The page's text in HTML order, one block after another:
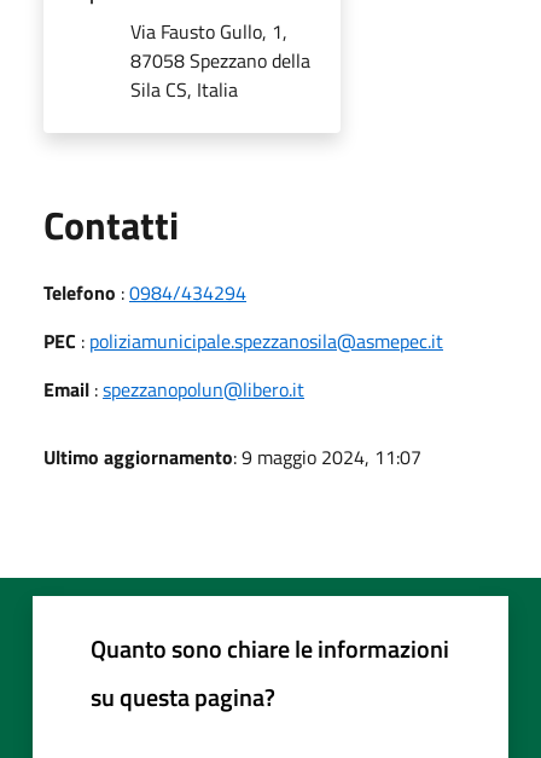
Via Fausto Gullo, 1,
87058 Spezzano della
Sila CS, Italia
Contatti
Telefono :0984/434294
PEC : poliziamunicipale.spezzanosila@asmepec.it
Email :spezzanopolun@libero.it
Ultimo aggiornamento: 9 maggio 2024, 11:07
Quanto sono chiare le informazioni
su questa pagina?